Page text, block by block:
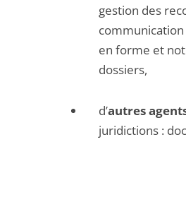
gestion des
en forme et
dossiers,
d’autres
juridictions :